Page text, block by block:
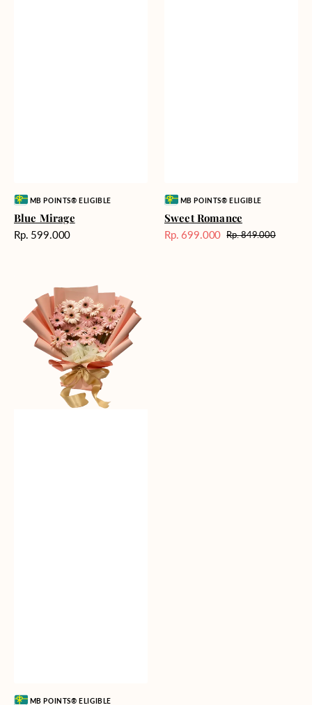
Vendor:MB POINTS® ELIGIBLE
Blue Mirage
Harga
Rp. 599.000
Vendor:MB POINTS® ELIGIBLE
Sweet Romance
Harga
Rp. 699.000 Harga
Rp. 849.000
Painted
Gerberas
Vendor:MB POINTS® ELIGIBLE